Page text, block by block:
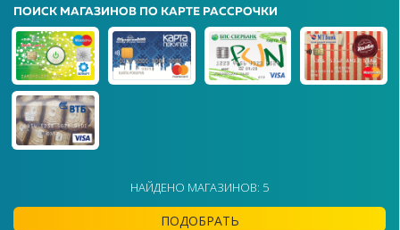
ПОИСК МАГАЗИНОВ ПО КАРТЕ РАССРОЧКИ
НАЙДЕНО МАГАЗИНОВ: 5
ПОДОБРАТЬ